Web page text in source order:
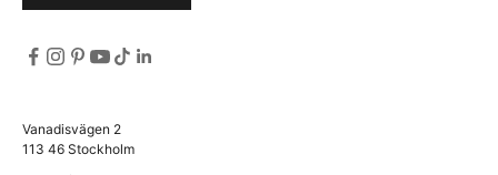
Vanadisvägen 2
113 46 Stockholm